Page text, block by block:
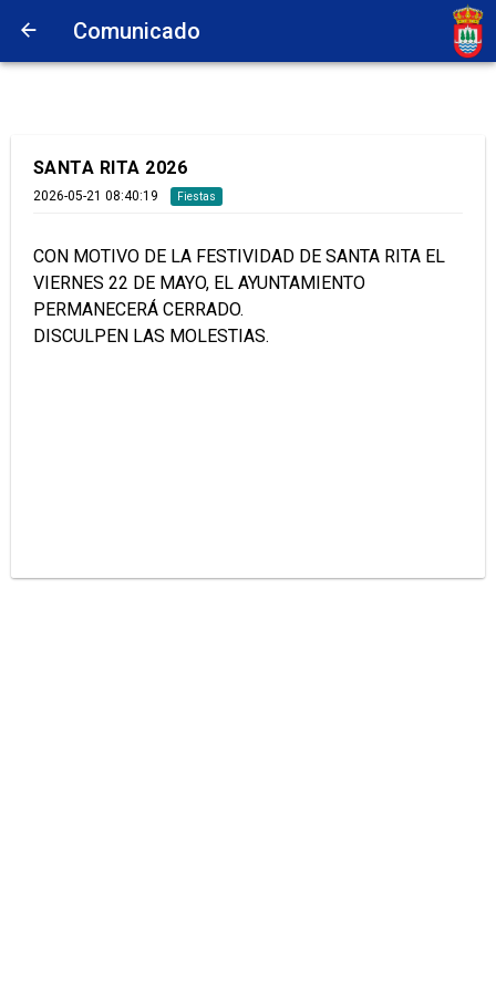
Comunicado
SANTA RITA 2026
2026-05-21 08:40:19 Fiestas
CON MOTIVO DE LA FESTIVIDAD DE SANTA RITA EL
VIERNES 22 DE MAYO, EL AYUNTAMIENTO
PERMANECERÁ CERRADO.
DISCULPEN LAS MOLESTIAS.